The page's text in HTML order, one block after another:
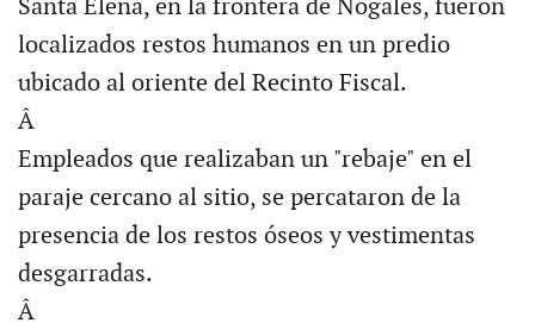
Santa Elena, en la frontera de Nogales, fueron
localizados restos humanos en un predio
ubicado al oriente del Recinto Fiscal.
Â
Empleados que realizaban un "rebaje" en el
paraje cercano al sitio, se percataron de la
presencia de los restos óseos y vestimentas
desgarradas.
Â